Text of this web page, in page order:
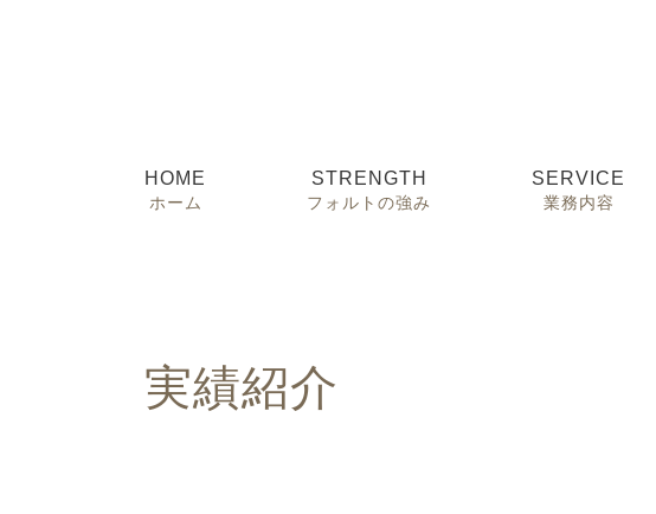
HOME
ホーム
STRENGTH
フォルトの強み
SERVICE
業務内容
実績紹介